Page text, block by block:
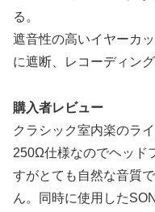
る。
遮音性の高いイヤーカ
に遮断、レコーディン
購入者レビュー
クラシック室内楽のラ
250Ω仕様なのでヘッド
すがとても自然な音質
ん。同時に使用した